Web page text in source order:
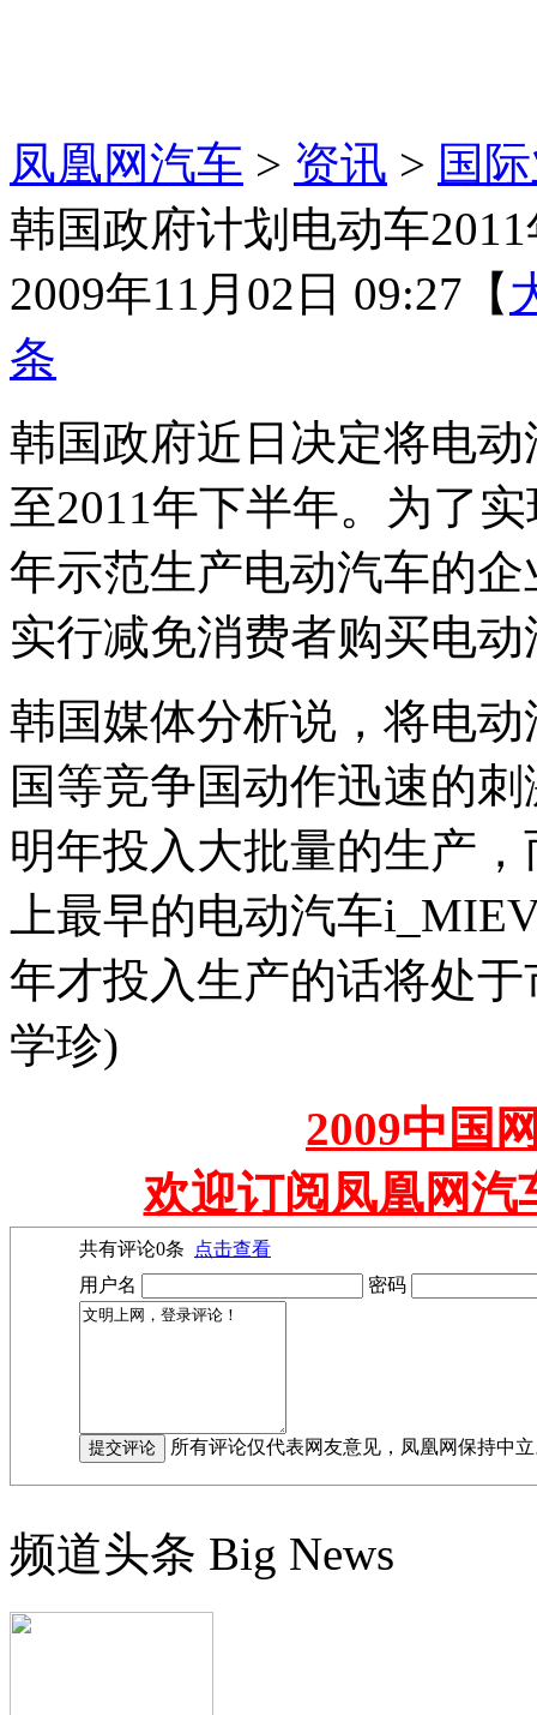
凤凰网汽车 > 资讯 > 国
韩国政府计划电动车
2009年11月02日 09:27 【
条
韩国政府近日决定将电
至2011年下半年。为了
年示范生产电动汽车的
实行减免消费者购买电
韩国媒体分析说，将电
国等竞争国动作迅速的刺
明年投入大批量的生产，
上最早的电动汽车
年才投入生产的话将处
学珍)
2009中国
欢迎订阅凤凰网汽
共有评论0条
点击查看
用户名
密码
所有评论仅代表网友意见，凤凰网保持中
频道头条 Big News